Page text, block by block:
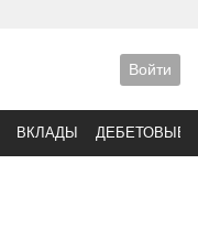
Войти
ВКЛАДЫ ДЕБЕТОВЫЕ